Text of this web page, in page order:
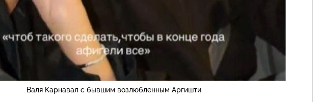
Валя Карнавал с бывшим возлюбленным Аргишти